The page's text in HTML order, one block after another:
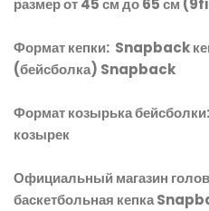
размер от 45 см до 65 см
Формат кепки: Snapback
(бейсболка) Snapback
Формат козырька
козырек
Официальный магазин
баскетбольная кепка